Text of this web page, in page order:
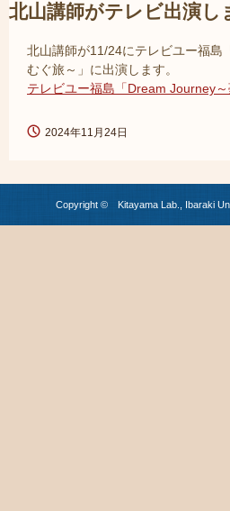
北山講師がテレビ出演し
北山講師が11/24にテレビユー福島
むぐ旅～」に出演します。
テレビユー福島「Dream Journey～
2024年11月24日
Copyright © Kitayama Lab., Ibaraki